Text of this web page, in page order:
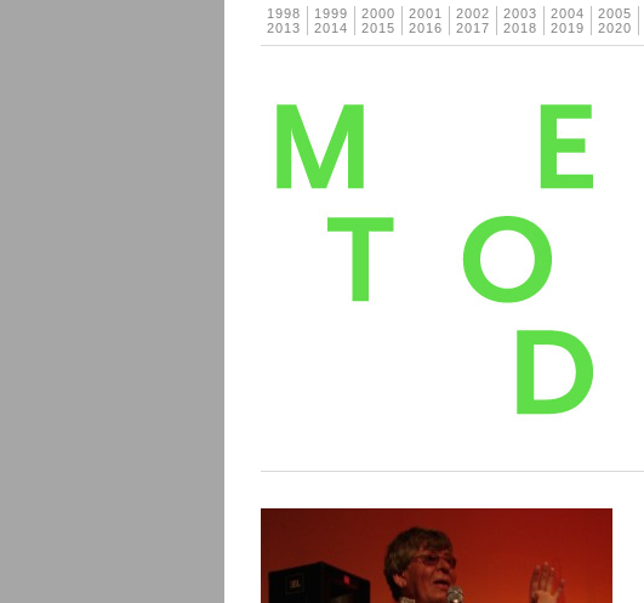
1998 1999 2000 2001 2002 2003 2004 2005
2013
2014 2015 2016 2017 2018 2019 2020